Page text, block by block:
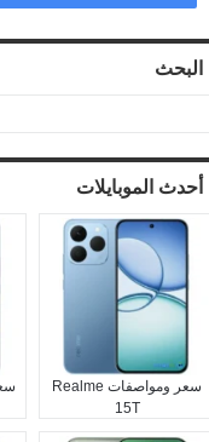
البحث
أحدث الموبايلات
سعر ومواصفات Realme
15T